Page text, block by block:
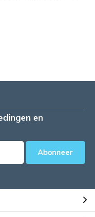
en
Abonneer